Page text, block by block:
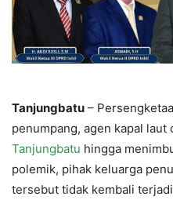
Tanjungbatu –
penumpang, agen kapal laut
Tanjungbatu hingga
polemik, pihak keluarga
tersebut tidak kembali